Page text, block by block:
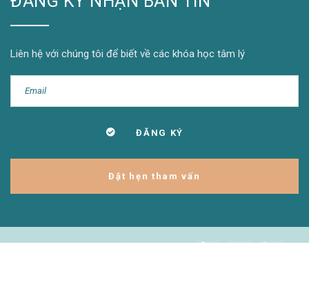
Liên hệ với chúng tôi để biết về các khóa học tâm lý
Đặt hẹn tham vấn